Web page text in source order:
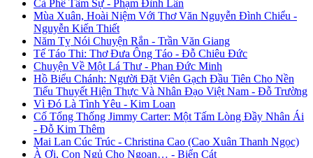
Cà Phê Tâm Sự - Phạm Đình Lân
Mùa Xuân, Hoài Niệm Với Thơ Văn Nguyễn Đình Chiểu -
Nguyễn Kiến Thiết
Năm Tỵ Nói Chuyện Rắn - Trần Văn Giang
Tế Táo Thi: Thơ Đưa Ông Táo - Đỗ Chiêu Đức
Chuyện Về Một Lá Thư - Phan Đức Minh
Hồ Biểu Chánh: Người Đặt Viên Gạch Đầu Tiên Cho Nền
Tiểu Thuyết Hiện Thực Và Nhân Đạo Việt Nam - Đỗ Trường
Vì Đó Là Tình Yêu - Kim Loan
Cố Tổng Thống Jimmy Carter: Một Tấm Lòng Đầy Nhân Ái
- Đỗ Kim Thêm
Mai Lan Cúc Trúc - Christina Cao (Cao Xuân Thanh Ngọc)
À Ơi, Con Ngủ Cho Ngoan… - Biển Cát